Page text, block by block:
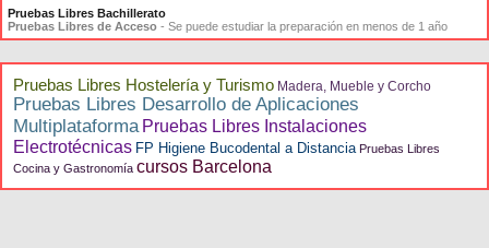
Pruebas Libres Bachillerato
Pruebas Libres de Acceso - Se puede estudiar la preparación en menos de 1 año
Pruebas Libres Hostelería y Turismo Madera, Mueble y Corcho
Pruebas Libres Desarrollo de Aplicaciones
Multiplataforma Pruebas Libres Instalaciones
Electrotécnicas FP Higiene Bucodental a Distancia Pruebas Libres
Cocina y Gastronomía cursos Barcelona